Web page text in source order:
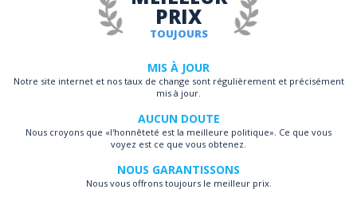
TOUJOURS
PRIX
MIS À JOUR
Notre site internet et nos taux de change sont régulièrement et précisément
mis à jour.
AUCUN DOUTE
Nous croyons que «l'honnêteté est la meilleure politique». Ce que vous
voyez est ce que vous obtenez.
NOUS GARANTISSONS
Nous vous offrons toujours le meilleur prix.